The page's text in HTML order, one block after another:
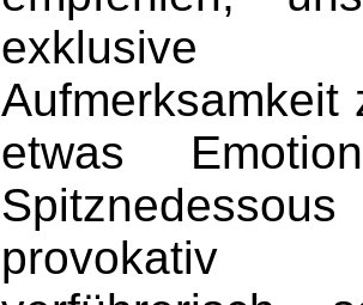
exklusive
Aufmerksamkeit
etwas
provokativ